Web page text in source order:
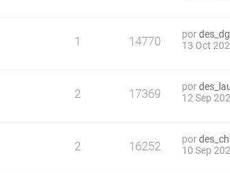
1 14770 por
13 Oct
2 17369 por
12 Sep
2 16252 por
10 Sep